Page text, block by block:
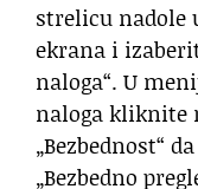
strelicu nadole
ekrana i
naloga“. U
naloga kliknite
„Bezbednost“
„Bezbedno